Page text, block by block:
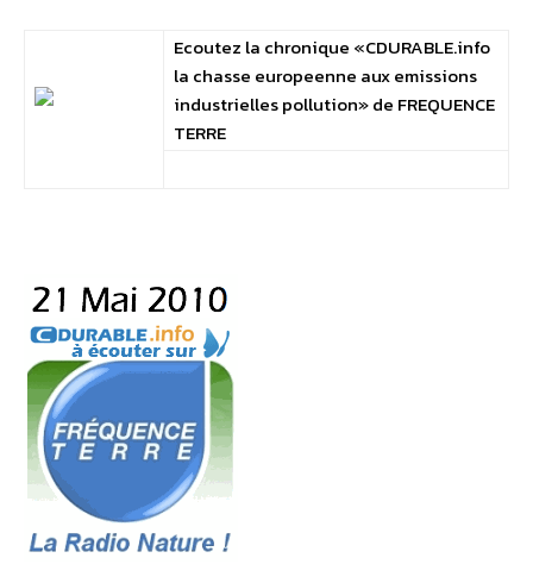
Ecoutez la chronique «CDURABLE.info
la chasse europeenne aux emissions
industrielles pollution» de FREQUENCE
TERRE